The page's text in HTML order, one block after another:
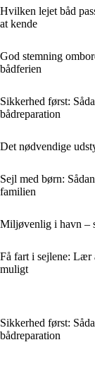
Hvilken lejet båd
at kende
God stemning
bådferien
Sikkerhed først:
bådreparation
Det nødvendige
Sejl med børn:
familien
Miljøvenlig i havn –
Få fart i sejlene: Lær
muligt
Sikkerhed først:
bådreparation